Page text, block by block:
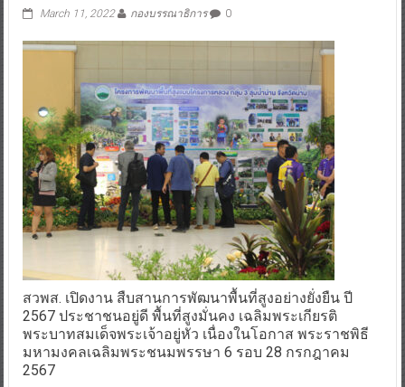
March 11, 2022 กองบรรณาธิการ 0
สวพส. เปิดงาน สืบสานการพัฒนาพื้นที่สูงอย่างยั่งยืน ปี
2567 ประชาชนอยู่ดี พื้นที่สูงมั่นคง เฉลิมพระเกียรติ
พระบาทสมเด็จพระเจ้าอยู่หัว เนื่องในโอกาส พระราชพิธี
มหามงคลเฉลิมพระชนมพรรษา 6 รอบ 28 กรกฎาคม
2567